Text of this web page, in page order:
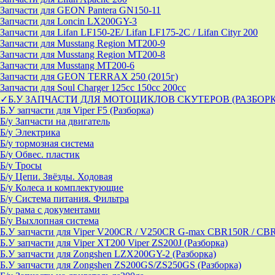
Запчасти для GEON Pantera GN150-11
Запчасти для Loncin LX200GY-3
Запчасти для Lifan LF150-2E/ Lifan LF175-2C / Lifan Cityr 200
Запчасти для Musstang Region MT200-9
Запчасти для Musstang Region MT200-8
Запчасти для Musstang MT200-6
Запчасти для GEON TERRAX 250 (2015г)
Запчасти для Soul Charger 125сс 150cc 200сс
✓Б.У ЗАПЧАСТИ ДЛЯ МОТОЦИКЛОВ СКУТЕРОВ
Б.У запчасти для Viper F5 (Разборка)
Б/у Запчасти на двигатель
Б/у Электрика
Б/у тормозная система
Б/у Обвес. пластик
Б/у Тросы
Б/у Цепи. Звёзды. Ходовая
Б/у Колеса и комплектующие
Б/у Система питания. Фильтра
Б/у рама с документами
Б/у Выхлопная система
Б.У запчасти для Viper V200CR / V250CR G-max CBR150R /
Б.У запчасти для Viper XT200 Viper ZS200J (Разборка)
Б.У запчасти для Zongshen LZX200GY-2 (Разборка)
Б.У запчасти для Zongshen ZS200GS/ZS250GS (Разборка)